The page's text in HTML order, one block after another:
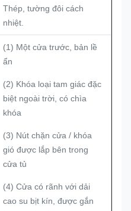
Thép, tường đôi cách
nhiệt.
(1) Một cửa trước, bản lề
ẩn
(2) Khóa loại tam giác đặc
biệt ngoài trời, có chìa
khóa
(3) Nút chặn cửa / khóa
gió được lắp bên trong
cửa tủ
(4) Cửa có rãnh với dải
cao su bịt kín, được gắn